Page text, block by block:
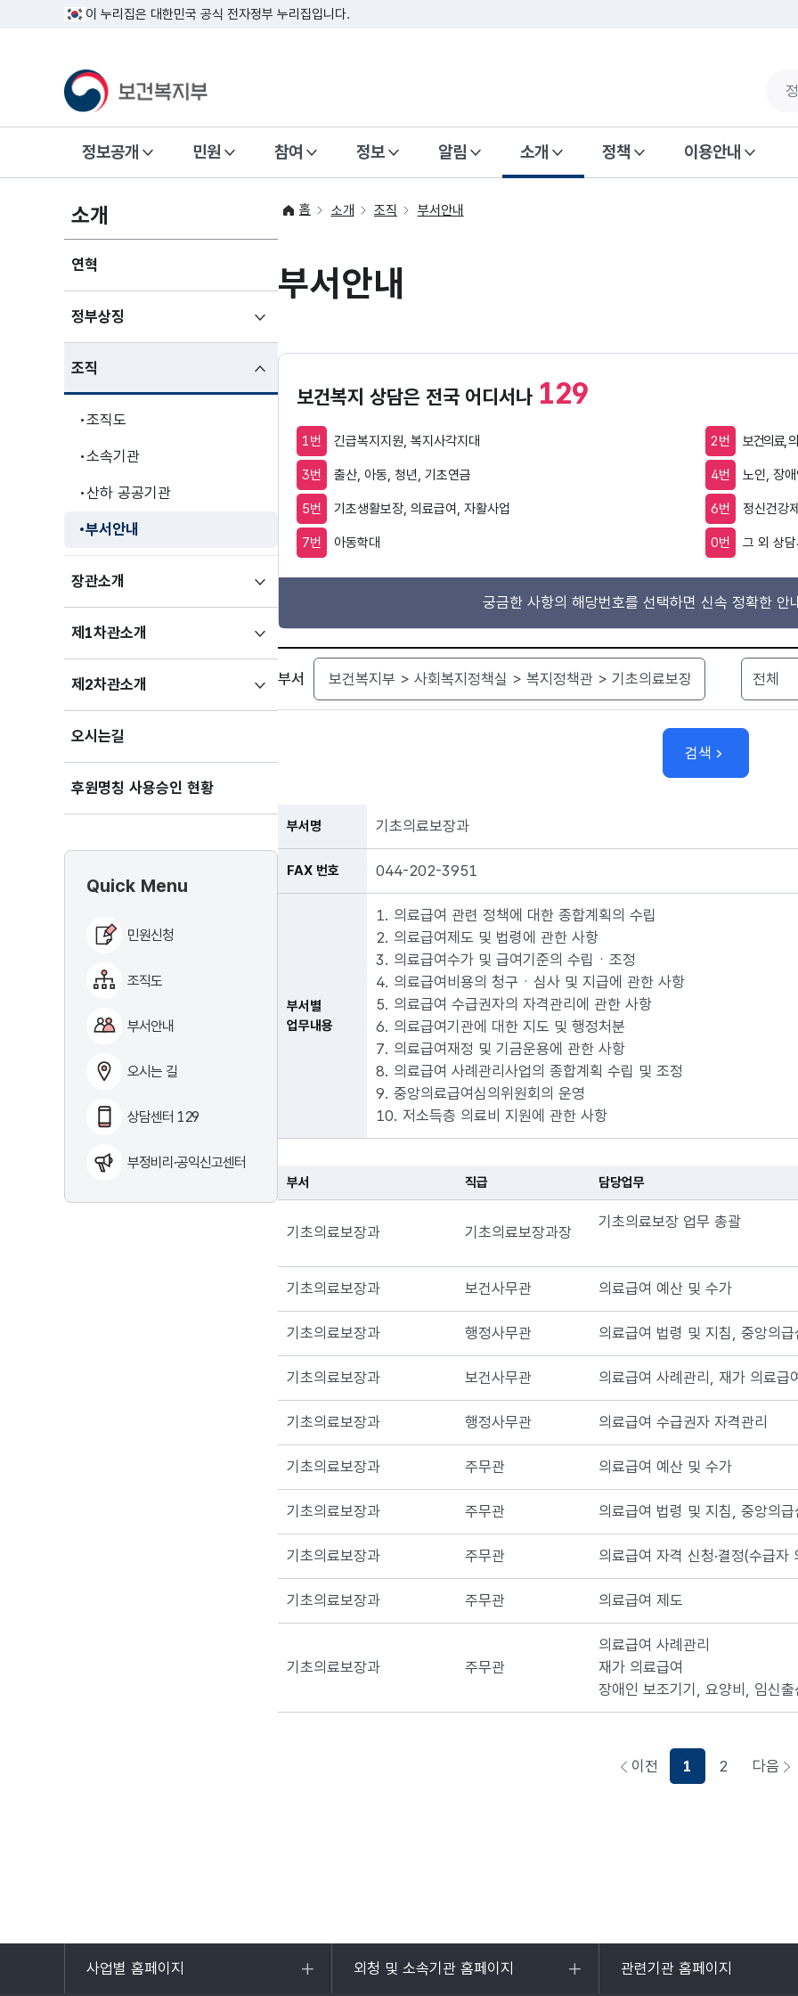
이 누리집은 대한민국 공식 전자정부 누리집입니다.
정보공개 민원 참여 정보 알림 소개 정책 이용안내
소개
연혁
정부상징
펼치기
조직
펼친상태
조직도
소속기관
산하 공공기관
부서안내
장관소개
펼치기
제1차관소개
펼치기
제2차관소개
펼치기
오시는길
후원명칭 사용승인 현황
Quick Menu
민원신청
조직도
부서안내
오시는 길
상담센터 129
부정비리·공익신고센터
홈 소개 조직 부서안내
부서안내
보건복지 상담은 전국 어디서나 129
1번 긴급복지지원, 복지사각지대 2번 보건의료,
3번 출산, 아동, 청년, 기초연금 4번 노인, 장
5번 기초생활보장, 의료급여, 자활사업 6번 정신건강
7번 아동학대 0번 그 외 상
궁금한 사항의 해당번호를 선택하면 신속 정확한 안
검색
부서
검색
부서명 기초의료보장과
FAX 번호 044-202-3951
부서별
업무내용
1. 의료급여 관련 정책에 대한 종합계획의 수립
2. 의료급여제도 및 법령에 관한 사항
3. 의료급여수가 및 급여기준의 수립ㆍ조정
4. 의료급여비용의 청구ㆍ심사 및 지급에 관한 사항
5. 의료급여 수급권자의 자격관리에 관한 사항
6. 의료급여기관에 대한 지도 및 행정처분
7. 의료급여재정 및 기금운용에 관한 사항
8. 의료급여 사례관리사업의 종합계획 수립 및 조정
9. 중앙의료급여심의위원회의 운영
10. 저소득층 의료비 지원에 관한 사항
부서 직급 담당업무
기초의료보장과 기초의료보장과장
기초의료보장 업무 총괄
기초의료보장과 보건사무관 의료급여 예산 및 수가
기초의료보장과 행정사무관 의료급여 법령 및 지침, 중앙의
기초의료보장과 보건사무관 의료급여 사례관리, 재가 의료급
기초의료보장과 행정사무관 의료급여 수급권자 자격관리
기초의료보장과 주무관 의료급여 예산 및 수가
기초의료보장과 주무관 의료급여 법령 및 지침, 중앙의
기초의료보장과 주무관 의료급여 자격 신청·결정(수급자
기초의료보장과 주무관 의료급여 제도
기초의료보장과 주무관
의료급여 사례관리
재가 의료급여
장애인 보조기기, 요양비, 임신출
이전
페이지로이동하기
1 2 다음
페
사업별 홈페이지
목록
외청 및 소속기관 홈페이지
목록
관련기관 홈페이지
목록